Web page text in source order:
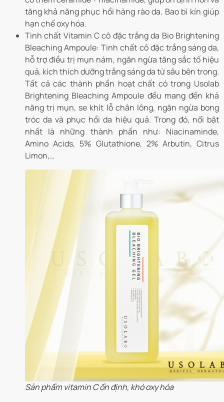
tăng khả năng phục hồi hàng rào da. Bao bì kín giúp
hạn chế oxy hóa.
Tinh chất Vitamin C cô đặc trắng da Bio Brightening
Bleaching Ampoule: Tinh chất cô đặc trắng sáng da,
hỗ trợ điều trị mụn nám, ngăn ngừa tăng sắc tố hiệu
quả, kích thích dưỡng trắng sáng da từ sâu bên trong.
Tất cả các thành phần hoạt chất có trong Usolab
Brightening Bleaching Ampoule đều mang đến khả
năng trị mụn, se khít lỗ chân lông, ngăn ngừa bong
tróc da và phục hồi da hiệu quả. Trong đó, nổi bật
nhất là những thành phần như: Niacinaminde,
Amino Acids, 5% Glutathione, 2% Arbutin, Citrus
Limon,…
Sản phẩm vitamin C ổn định, khó oxy hóa